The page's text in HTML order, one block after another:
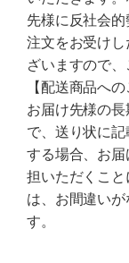
先様に反社会
注文をお受け
ざいますので、
【配送商品へ
お届け先様の
で、送り状に
する場合、お
担いただくこ
は、お間違い
す。